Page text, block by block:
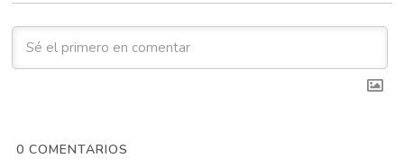
0 COMENTARIOS